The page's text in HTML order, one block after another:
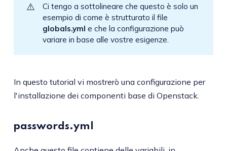
⚠️
Ci tengo a sottolineare che questo è solo un
esempio di come è strutturato il file
globals.yml e che la configurazione può
variare in base alle vostre esigenze.
In questo tutorial vi mostrerò una configurazione per
l'installazione dei componenti base di Openstack.
passwords.yml